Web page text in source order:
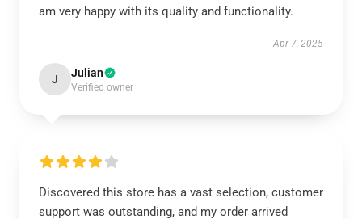
am very happy with its quality and functionality.
Apr 7, 2025
J Julian
Verified owner
Discovered this store has a vast selection, customer
support was outstanding, and my order arrived